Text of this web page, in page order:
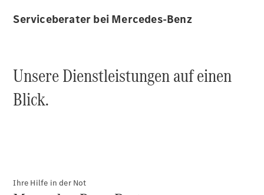
Sprinter
Sprinter
Serviceberater bei Mercedes-Benz
Unsere Dienstleistungen auf einen
Blick.
Ihre Hilfe in der Not